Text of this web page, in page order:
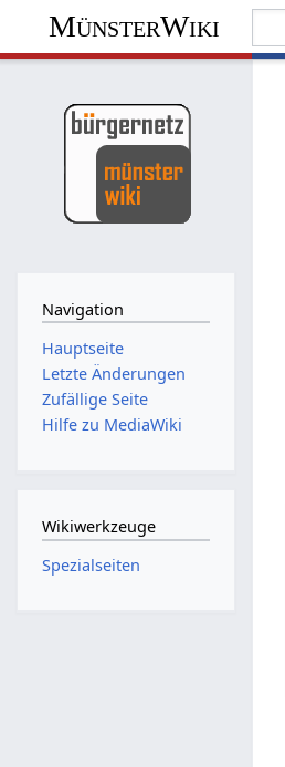
MünsterWiki
Navigation
Hauptseite
Letzte Änderungen
Zufällige Seite
Hilfe zu MediaWiki
Wikiwerkzeuge
Spezialseiten